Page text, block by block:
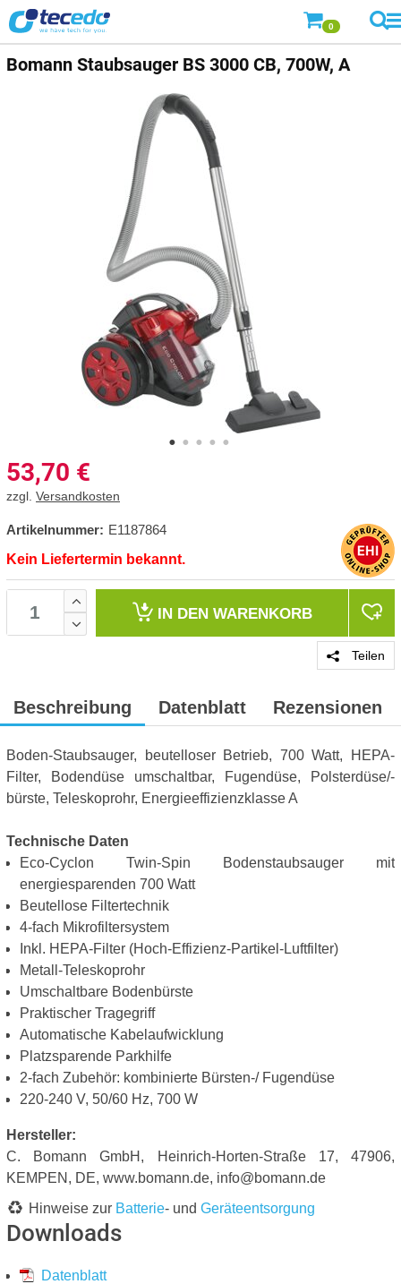
0
Bomann Staubsauger BS 3000 CB, 700W, A
53,70 €
zzgl. Versandkosten
Artikelnummer: E1187864
Kein Liefertermin bekannt.
IN DEN WARENKORB
Teilen
Beschreibung Datenblatt Rezensionen
Boden-Staubsauger, beutelloser Betrieb, 700 Watt, HEPA-
Filter, Bodendüse umschaltbar, Fugendüse, Polsterdüse/-
bürste, Teleskoprohr, Energieeffizienzklasse A
Technische Daten
Eco-Cyclon Twin-Spin Bodenstaubsauger mit
energiesparenden 700 Watt
Beutellose Filtertechnik
4-fach Mikrofiltersystem
Inkl. HEPA-Filter (Hoch-Effizienz-Partikel-Luftfilter)
Metall-Teleskoprohr
Umschaltbare Bodenbürste
Praktischer Tragegriff
Automatische Kabelaufwicklung
Platzsparende Parkhilfe
2-fach Zubehör: kombinierte Bürsten-/ Fugendüse
220-240 V, 50/60 Hz, 700 W
Hersteller:
C. Bomann GmbH, Heinrich-Horten-Straße 17, 47906,
KEMPEN, DE, www.bomann.de, info@bomann.de
Hinweise zur Batterie- und Geräteentsorgung
Downloads
Datenblatt